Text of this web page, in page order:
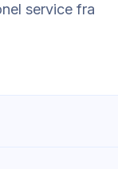
service fra